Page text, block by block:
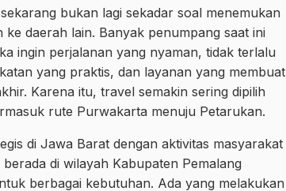
sekarang bukan lagi sekadar soal menemukan
daerah lain. Banyak penumpang saat ini
ingin perjalanan yang nyaman, tidak terlalu
yang praktis, dan layanan yang membuat
Karena itu, travel semakin sering dipilih
rute Purwakarta menuju Petarukan.
di Jawa Barat dengan aktivitas masyarakat
di wilayah Kabupaten Pemalang
berbagai kebutuhan. Ada yang melakukan